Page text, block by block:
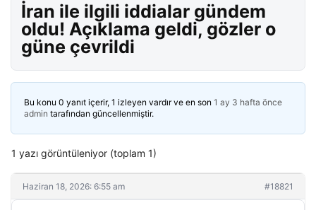
İran ile ilgili iddialar gündem
oldu! Açıklama geldi, gözler o
güne çevrildi
Bu konu 0 yanıt içerir, 1 izleyen vardır ve en son 1 ay 3 hafta önce
admin tarafından güncellenmiştir.
1 yazı görüntüleniyor (toplam 1)
Haziran 18, 2026: 6:55 am #18821